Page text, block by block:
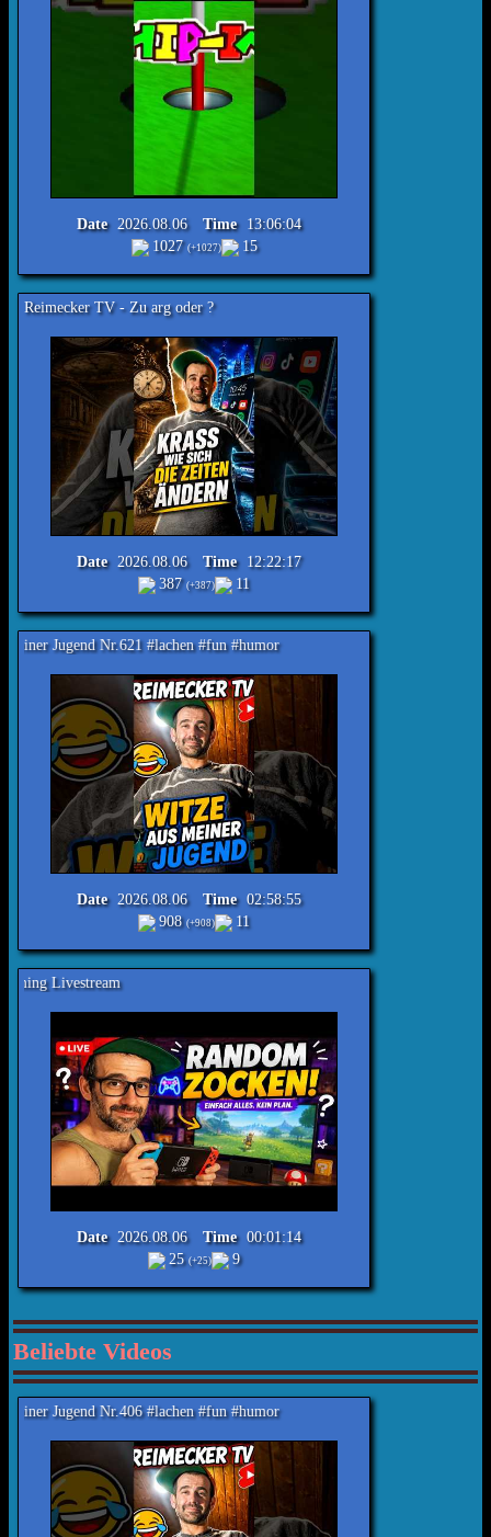
Date 2026.08.06 Time 13:06:04
1027 (+1027) 15
Reimecker TV - Zu arg oder ?
Date 2026.08.06 Time 12:22:17
387 (+387) 11
#lachen #fun #humor
Date 2026.08.06 Time 02:58:55
908(+908) 11
Date 2026.08.06 Time 00:01:14
25(+25) 9
Beliebte Videos
#lachen #fun #humor